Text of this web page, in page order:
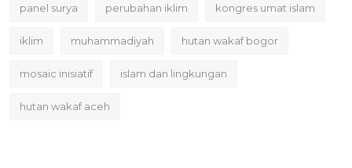
panel surya perubahan iklim kongres umat islam
iklim muhammadiyah hutan wakaf bogor
mosaic inisiatif islam dan lingkungan
hutan wakaf aceh